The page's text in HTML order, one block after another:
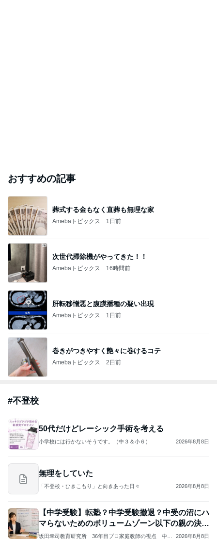
おすすめの記事
葬式する金もなく直葬も無理な家
Amebaトピックス 1日前
次世代掃除機がやってきた！！
Amebaトピックス 16時間前
肝転移憎悪と腹膜播種の疑い出現
Amebaトピックス 1日前
巻きがつきやすく艶々に巻けるコテ
Amebaトピックス 2日前
#不登校
50代だけどレーシック手術を考える
小学校には行かないそうです。（中３＆小６） 2026年8月8日
無理をしていた
「不登校・ひきこもり」と向きあった日々 2026年8月8日
【中学受験】転塾？中学受験撤退？中受の沼にハ
マらないためのボリュームゾーン以下の親の決断
力。
坂田幸司教育研究所 36年目プロ家庭教師の視点 中学 2026年8月8日